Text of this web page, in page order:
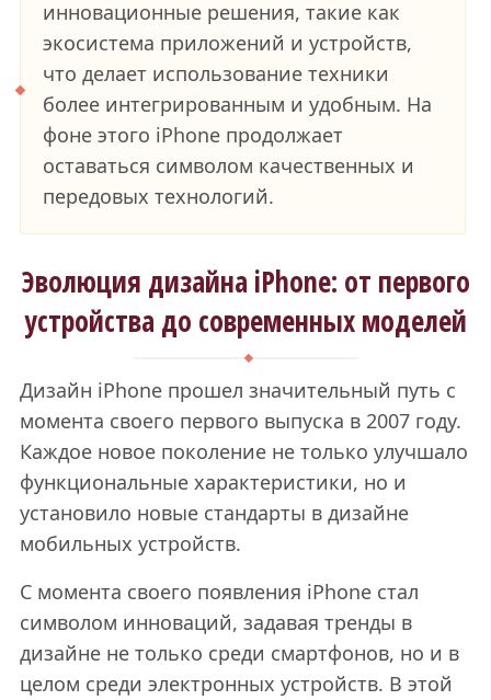
инновационные решения, такие как
экосистема приложений и устройств,
что делает использование техники
более интегрированным и удобным. На
фоне этого iPhone продолжает
оставаться символом качественных и
передовых технологий.
Эволюция дизайна iPhone: от первого
устройства до современных моделей
Дизайн iPhone прошел значительный путь с
момента своего первого выпуска в 2007 году.
Каждое новое поколение не только улучшало
функциональные характеристики, но и
установило новые стандарты в дизайне
мобильных устройств.
С момента своего появления iPhone стал
символом инноваций, задавая тренды в
дизайне не только среди смартфонов, но и в
целом среди электронных устройств. В этой